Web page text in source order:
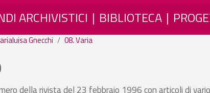
ARCHIVISTICI BIBLIOTECA
Gnecchi 08. Varia
della rivista del 23 febbraio 1996 con articoli di